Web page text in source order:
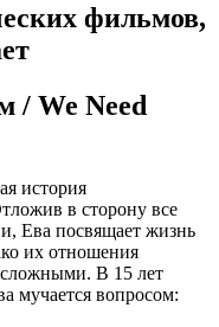
фильмов,
/ We Need
история
в сторону все
Ева посвящает жизнь
их отношения
сложными. В 15 лет
мучается вопросом: